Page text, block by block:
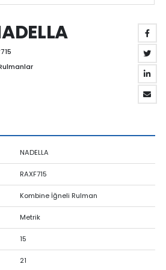
NADELLA
RAXF715
Kombine İğneli Rulman
Metrik
15
21